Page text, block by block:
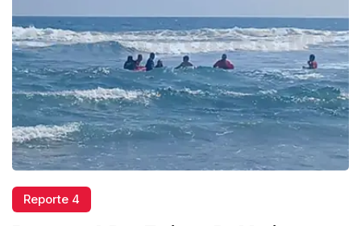
Reporte 4